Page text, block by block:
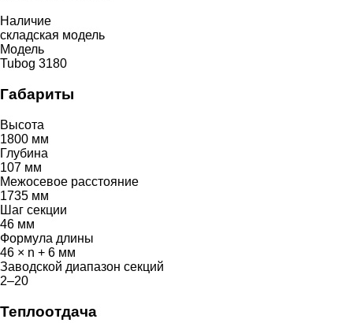
Наличие
складская модель
Модель
Tubog 3180
Габариты
Высота
1800 мм
Глубина
107 мм
Межосевое расстояние
1735 мм
Шаг секции
46 мм
Формула длины
46 × n + 6 мм
Заводской диапазон секций
2–20
Теплоотдача